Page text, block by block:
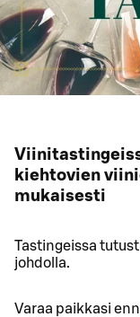
kiehtovien
mukaisesti
Tastingeissa
johdolla.
Varaa paikkasi